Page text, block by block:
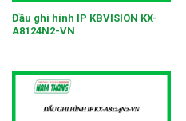
Đầu ghi hình IP KBVISION KX-
A8124N2-VN